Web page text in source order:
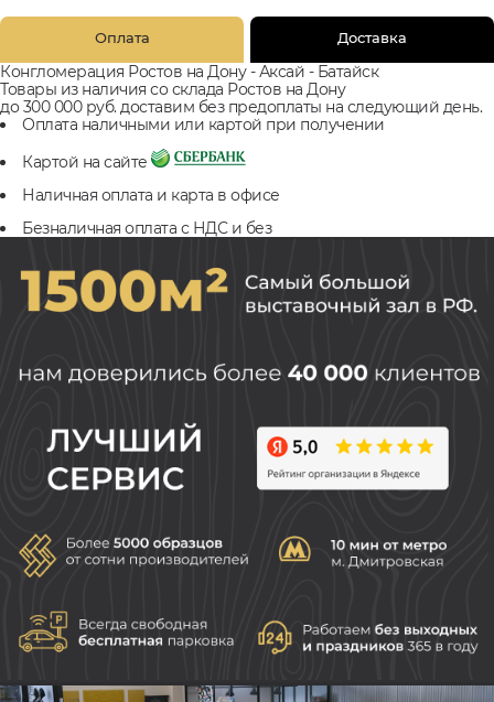
Оплата Доставка
Конгломерация Ростов на Дону - Аксай - Батайск
Товары из наличия со склада Ростов на Дону
до 300 000 руб. доставим без предоплаты на следующий день.
Оплата наличными или картой при получении
Картой на сайте
Наличная оплата и карта в офисе
Безналичная оплата с НДС и без